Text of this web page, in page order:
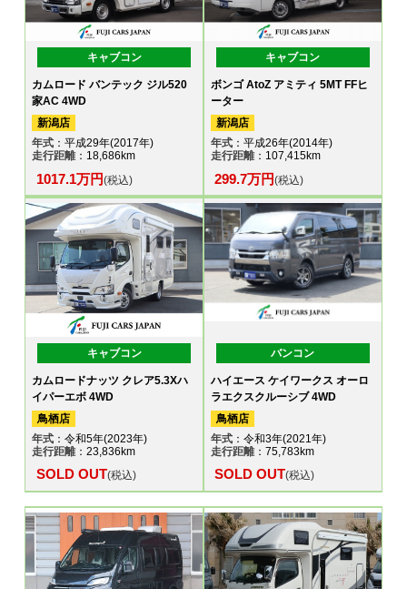
キャブコン
カムロード バンテック ジル520
家AC 4WD
新潟店
年式 ：平成29年(2017年)
走行距離：18,686km
1017.1万円(税込)
キャブコン
ボンゴ AtoZ アミティ 5MT FFヒ
ーター
新潟店
年式：平成26年(2014年)
走行距離：107,415km
299.7万円(税込)
キャブコン
カムロードナッツ クレア5.3Xハ
イパーエボ 4WD
鳥栖店
年式 ：令和5年(2023年)
走行距離：23,836km
SOLD OUT(税込)
バンコン
ハイエース ケイワークス オーロ
ラエクスクルーシブ 4WD
鳥栖店
年式：令和3年(2021年)
走行距離：75,783km
SOLD OUT(税込)